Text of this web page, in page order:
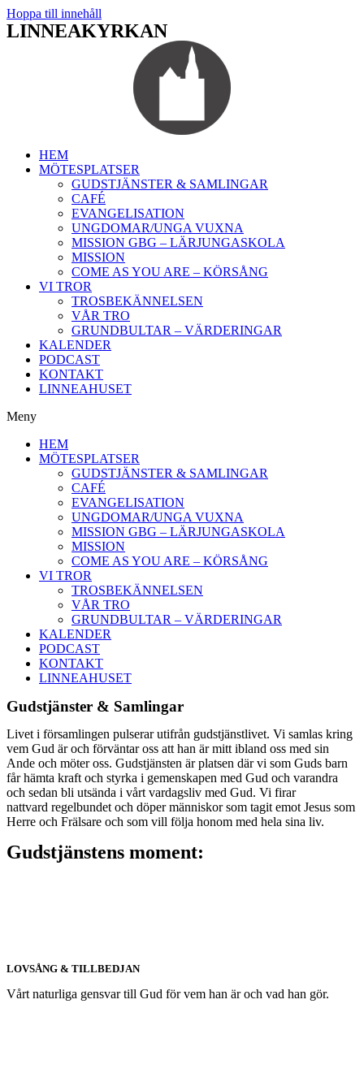
Hoppa till innehåll
LINNEAKYRKAN
HEM
MÖTESPLATSER
GUDSTJÄNSTER & SAMLINGAR
CAFÉ
EVANGELISATION
UNGDOMAR/UNGA VUXNA
MISSION GBG – LÄRJUNGASKOLA
MISSION
COME AS YOU ARE – KÖRSÅNG
VI TROR
TROSBEKÄNNELSEN
VÅR TRO
GRUNDBULTAR – VÄRDERINGAR
KALENDER
PODCAST
KONTAKT
LINNEAHUSET
Meny
HEM
MÖTESPLATSER
GUDSTJÄNSTER & SAMLINGAR
CAFÉ
EVANGELISATION
UNGDOMAR/UNGA VUXNA
MISSION GBG – LÄRJUNGASKOLA
MISSION
COME AS YOU ARE – KÖRSÅNG
VI TROR
TROSBEKÄNNELSEN
VÅR TRO
GRUNDBULTAR – VÄRDERINGAR
KALENDER
PODCAST
KONTAKT
LINNEAHUSET
Gudstjänster & Samlingar
Livet i församlingen pulserar utifrån gudstjänstlivet. Vi samlas kring
vem Gud är och förväntar oss att han är mitt ibland oss med sin
Ande och möter oss. Gudstjänsten är platsen där vi som Guds barn
får hämta kraft och styrka i gemenskapen med Gud och varandra
och sedan bli utsända i vårt vardagsliv med Gud. Vi firar
nattvard regelbundet och döper människor som tagit emot Jesus som
Herre och Frälsare och som vill följa honom med hela sina liv.
Gudstjänstens moment:
LOVSÅNG & TILLBEDJAN
Vårt naturliga gensvar till Gud för vem han är och vad han gör.